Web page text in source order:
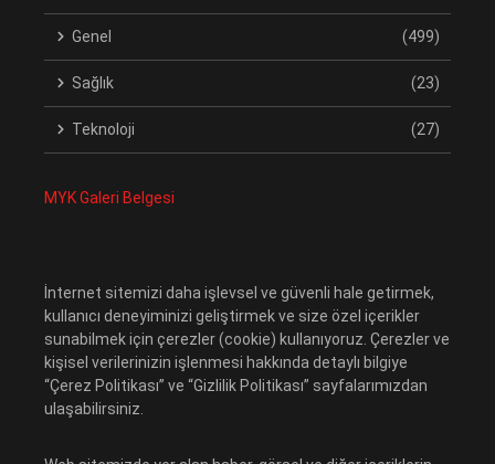
Genel (499)
Sağlık (23)
Teknoloji (27)
MYK Galeri Belgesi
İnternet sitemizi daha işlevsel ve güvenli hale getirmek,
kullanıcı deneyiminizi geliştirmek ve size özel içerikler
sunabilmek için çerezler (cookie) kullanıyoruz. Çerezler ve
kişisel verilerinizin işlenmesi hakkında detaylı bilgiye
“Çerez Politikası” ve “Gizlilik Politikası” sayfalarımızdan
ulaşabilirsiniz.